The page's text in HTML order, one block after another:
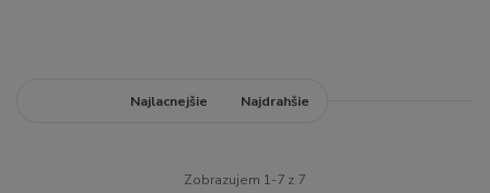
Najlacnejšie Najdrahšie
Zobrazujem 1-7 z 7